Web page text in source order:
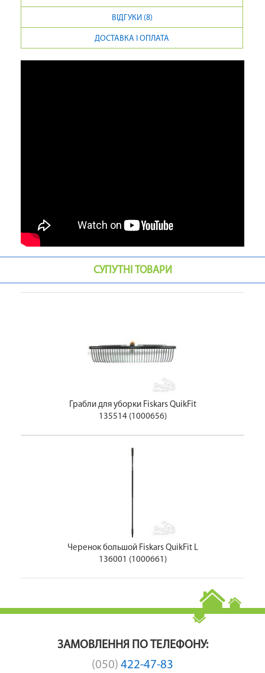
ВІДГУКИ (8)
ДОСТАВКА І ОПЛАТА
СУПУТНІ ТОВАРИ
Грабли для уборки Fiskars QuikFit
135514 (1000656)
Черенок большой Fiskars QuikFit L
136001 (1000661)
ЗАМОВЛЕННЯ ПО ТЕЛЕФОНУ:
(050) 422-47-83